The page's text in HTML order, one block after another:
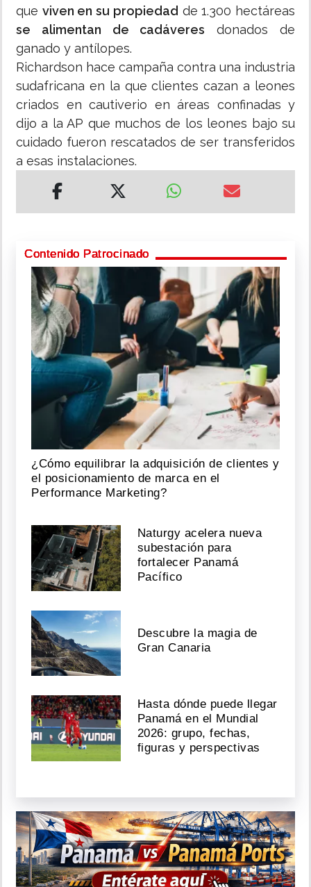
que viven en su propiedad de 1.300 hectáreas
se alimentan de cadáveres donados de
ganado y antílopes.
Richardson hace campaña contra una industria
sudafricana en la que clientes cazan a leones
criados en cautiverio en áreas confinadas y
dijo a la AP que muchos de los leones bajo su
cuidado fueron rescatados de ser transferidos
a esas instalaciones.
Contenido Patrocinado
¿Cómo equilibrar la adquisición de clientes y
el posicionamiento de marca en el
Performance Marketing?
Naturgy acelera nueva
subestación para
fortalecer Panamá
Pacífico
Descubre la magia de
Gran Canaria
Hasta dónde puede llegar
Panamá en el Mundial
2026: grupo, fechas,
figuras y perspectivas